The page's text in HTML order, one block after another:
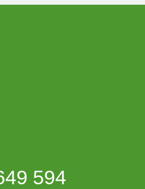
594